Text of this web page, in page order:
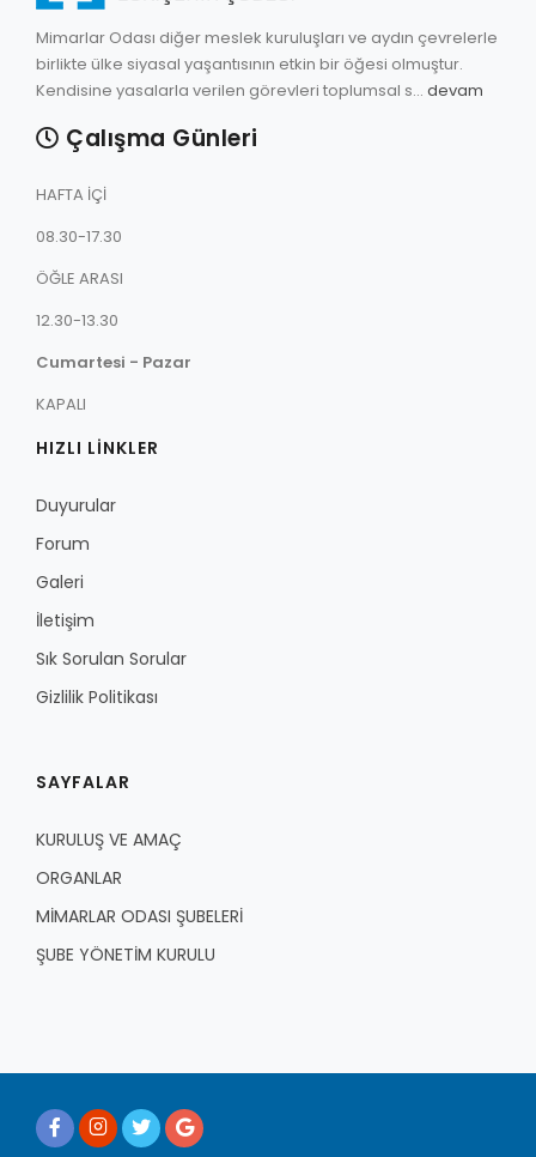
Mimarlar Odası diğer meslek kuruluşları ve aydın çevrelerle
birlikte ülke siyasal yaşantısının etkin bir öğesi olmuştur.
Kendisine yasalarla verilen görevleri toplumsal s... devam
Çalışma Günleri
HAFTA İÇİ
08.30-17.30
ÖĞLE ARASI
12.30-13.30
Cumartesi - Pazar
KAPALI
HIZLI LİNKLER
Duyurular
Forum
Galeri
İletişim
Sık Sorulan Sorular
Gizlilik Politikası
SAYFALAR
KURULUŞ VE AMAÇ
ORGANLAR
MİMARLAR ODASI ŞUBELERİ
ŞUBE YÖNETİM KURULU